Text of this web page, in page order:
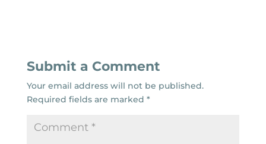
Submit a Comment
Your email address will not be published.
Required fields are marked *